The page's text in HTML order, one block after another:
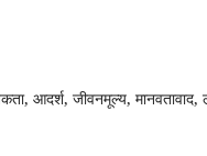
आदर्श, जीवनमूल्य, मानवतावाद,